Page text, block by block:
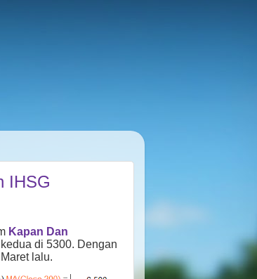
IHSG
Kapan Dan
di 5300. Dengan
lalu.